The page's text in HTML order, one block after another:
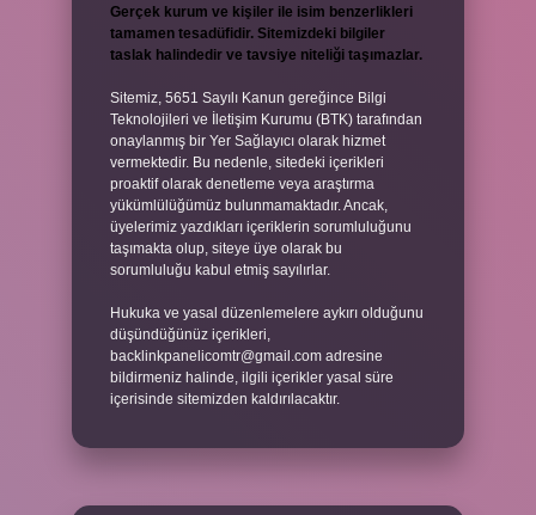
Gerçek kurum ve kişiler ile isim benzerlikleri
tamamen tesadüfidir. Sitemizdeki bilgiler
taslak halindedir ve tavsiye niteliği taşımazlar.
Sitemiz, 5651 Sayılı Kanun gereğince Bilgi
Teknolojileri ve İletişim Kurumu (BTK) tarafından
onaylanmış bir Yer Sağlayıcı olarak hizmet
vermektedir. Bu nedenle, sitedeki içerikleri
proaktif olarak denetleme veya araştırma
yükümlülüğümüz bulunmamaktadır. Ancak,
üyelerimiz yazdıkları içeriklerin sorumluluğunu
taşımakta olup, siteye üye olarak bu
sorumluluğu kabul etmiş sayılırlar.
Hukuka ve yasal düzenlemelere aykırı olduğunu
düşündüğünüz içerikleri,
backlinkpanelicomtr@gmail.com adresine
bildirmeniz halinde, ilgili içerikler yasal süre
içerisinde sitemizden kaldırılacaktır.